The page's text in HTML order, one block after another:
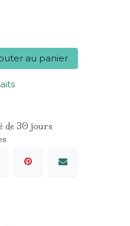
au panier
de 30 jours